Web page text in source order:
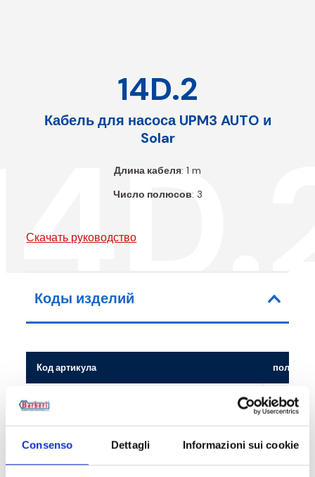
Consenso Dettagli Informazioni sui cookie
14D.2
Кабель для насоса UPM3 AUTO и
Solar
Длина кабеля: 1 m
Число полюсов: 3
Скачать руководство
Коды изделий
Код артикула полюсы
14D100002 3